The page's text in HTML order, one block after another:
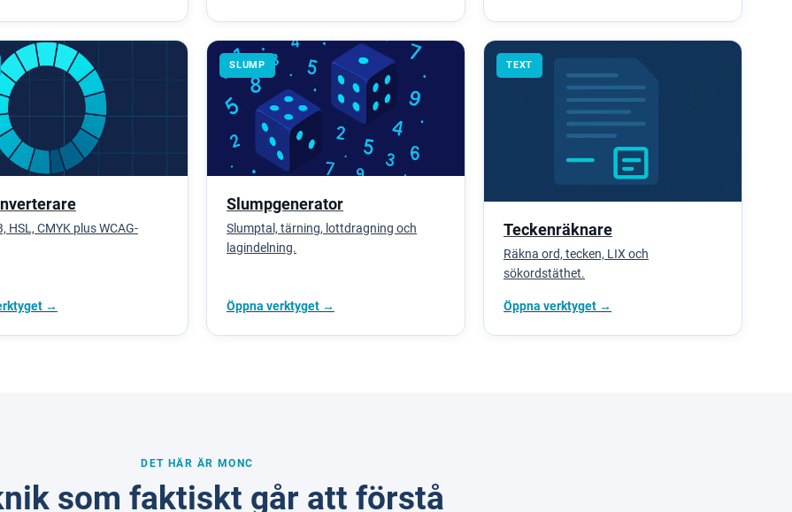
HSL, CMYK plus WCAG-
→
SLUMP
Slumpgenerator
Slumptal, tärning, lottdragning och
lagindelning.
Öppna verktyget →
TEXT
Teckenräknare
Räkna ord, tecken, LIX och
sökordstäthet.
Öppna verktyget →
DET HÄR ÄR MONC
som faktiskt går att förstå